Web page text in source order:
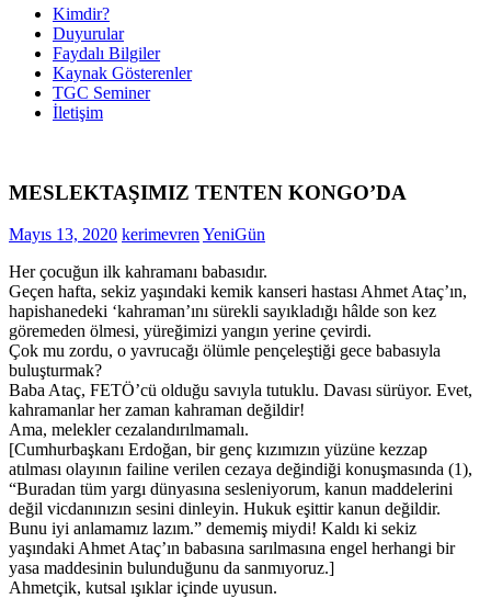
Kimdir?
Duyurular
Faydalı Bilgiler
Kaynak Gösterenler
TGC Seminer
İletişim
MESLEKTAŞIMIZ TENTEN KONGO’DA
Mayıs 13, 2020 kerimevrenYeniGün
Her çocuğun ilk kahramanı babasıdır.
Geçen hafta, sekiz yaşındaki kemik kanseri hastası Ahmet Ataç’ın,
hapishanedeki ‘kahraman’ını sürekli sayıkladığı hâlde son kez
göremeden ölmesi, yüreğimizi yangın yerine çevirdi.
Çok mu zordu, o yavrucağı ölümle pençeleştiği gece babasıyla
buluşturmak?
Baba Ataç, FETÖ’cü olduğu savıyla tutuklu. Davası sürüyor. Evet,
kahramanlar her zaman kahraman değildir!
Ama, melekler cezalandırılmamalı.
[Cumhurbaşkanı Erdoğan, bir genç kızımızın yüzüne kezzap
atılması olayının failine verilen cezaya değindiği konuşmasında (1),
“Buradan tüm yargı dünyasına sesleniyorum, kanun maddelerini
değil vicdanınızın sesini dinleyin. Hukuk eşittir kanun değildir.
Bunu iyi anlamamız lazım.” dememiş miydi! Kaldı ki sekiz
yaşındaki Ahmet Ataç’ın babasına sarılmasına engel herhangi bir
yasa maddesinin bulunduğunu da sanmıyoruz.]
Ahmetçik, kutsal ışıklar içinde uyusun.